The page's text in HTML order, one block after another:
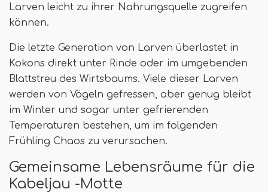
Larven leicht zu ihrer Nahrungsquelle zugreifen
können.
Die letzte Generation von Larven überlastet in
Kokons direkt unter Rinde oder im umgebenden
Blattstreu des Wirtsbaums. Viele dieser Larven
werden von Vögeln gefressen, aber genug bleibt
im Winter und sogar unter gefrierenden
Temperaturen bestehen, um im folgenden
Frühling Chaos zu verursachen.
Gemeinsame Lebensräume für die
Kabeljau -Motte